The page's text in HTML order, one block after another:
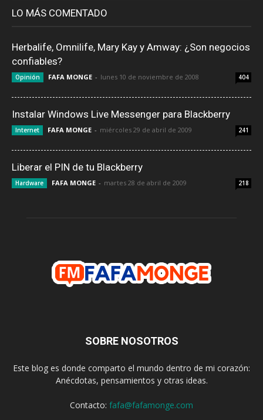
LO MÁS COMENTADO
Herbalife, Omnilife, Mary Kay y Amway: ¿Son negocios
confiables?
Opinión FAFA MONGE - lunes 10 de noviembre de 2008 404
Instalar Windows Live Messenger para Blackberry
Internet FAFA MONGE - miércoles 29 de abril de 2009 241
Liberar el PIN de tu Blackberry
Hardware FAFA MONGE - martes 28 de abril de 2009 218
SOBRE NOSOTROS
Este blog es donde comparto el mundo dentro de mi corazón:
Anécdotas, pensamientos y otras ideas.
Contacto: fafa@fafamonge.com